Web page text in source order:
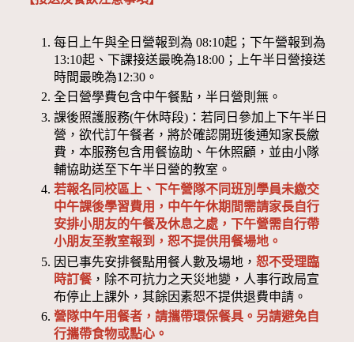
每日上午與全日營報到為 08:10起；下午營報到為
13:10起、下課接送最晚為18:00；上午半日營接送
時間最晚為12:30。
全日營學費包含中午餐點，半日營則無。
課後照護服務(午休時段)：若同日參加上下午半日
營，欲代訂午餐者，將於確認開班後通知家長繳
費，本服務包含用餐協助、午休照顧，並由小隊
輔協助送至下午半日營的教室。
若報名同校區上、下午營隊不同班別學員未繳交
中午課後學習費用，中午午休期間需請家長自行
安排小朋友的午餐及休息之處，下午營需自行帶
小朋友至教室報到，恕不提供用餐場地。
因已事先安排餐點用餐人數及場地，恕不受理臨
時訂餐，除不可抗力之天災地變，人事行政局宣
布停止上課外，其餘因素恕不提供退費申請。
營隊中午用餐者，請攜帶環保餐具。另請避免自
行攜帶食物或點心。